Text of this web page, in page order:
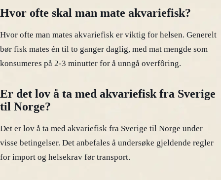
Hvor ofte skal man mate akvariefisk?
Hvor ofte man mates akvariefisk er viktig for helsen. Generelt
bør fisk mates én til to ganger daglig, med mat mengde som
konsumeres på 2-3 minutter for å unngå overfôring.
Er det lov å ta med akvariefisk fra Sverige
til Norge?
Det er lov å ta med akvariefisk fra Sverige til Norge under
visse betingelser. Det anbefales å undersøke gjeldende regler
for import og helsekrav før transport.